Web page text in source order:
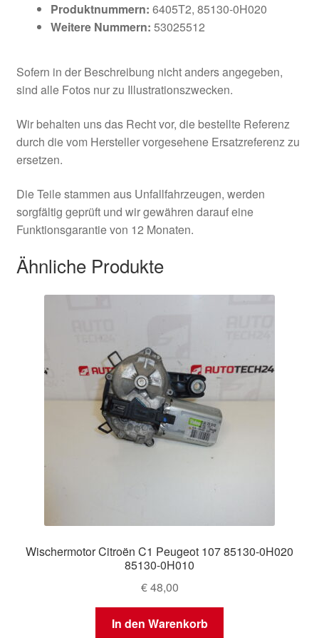
Produktnummern: 6405T2, 85130-0H020
Weitere Nummern: 53025512
Sofern in der Beschreibung nicht anders angegeben,
sind alle Fotos nur zu Illustrationszwecken.
Wir behalten uns das Recht vor, die bestellte Referenz
durch die vom Hersteller vorgesehene Ersatzreferenz zu
ersetzen.
Die Teile stammen aus Unfallfahrzeugen, werden
sorgfältig geprüft und wir gewähren darauf eine
Funktionsgarantie von 12 Monaten.
Ähnliche Produkte
Wischermotor Citroën C1 Peugeot 107 85130-0H020
85130-0H010
€48,00
In den Warenkorb